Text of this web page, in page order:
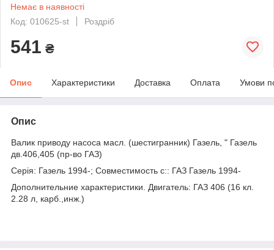
Немає в наявності
Код: 010625-st
Роздріб
541 ₴
Опис Характеристики Доставка Оплата Умови
Опис
Валик приводу насоса масл. (шестигранник) Газель, " Газель
дв.406,405 (пр-во ГАЗ)
Серія: Газель 1994-; Совместимость с:: ГАЗ Газель 1994-
Дополнительние характеристики. Двигатель: ГАЗ 406 (16 кл.
2.28 л, карб.,инж.)